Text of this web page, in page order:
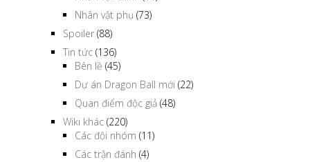
Nhân vật phụ (73)
Spoiler (88)
Tin tức (136)
Bên lề (45)
Dự án Dragon Ball mới (22)
Quan điểm độc giả (48)
Wiki khác (220)
Các đội nhóm (11)
Các trận đánh (4)